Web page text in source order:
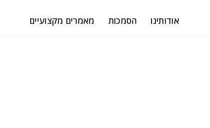
אודותינו הסמכות מאמרים מקצועיים